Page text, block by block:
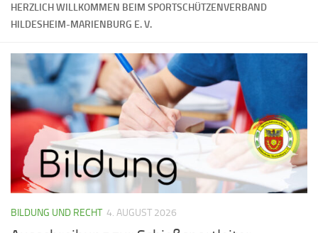
HERZLICH WILLKOMMEN BEIM SPORTSCHÜTZENVERBAND
HILDESHEIM-MARIENBURG E. V.
BILDUNG UND RECHT 4. AUGUST 2026